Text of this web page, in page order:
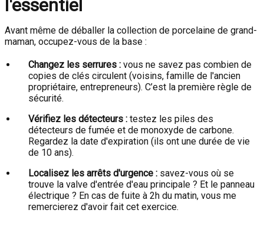
l'essentiel
Avant même de déballer la collection de porcelaine de grand-
maman, occupez-vous de la base :
Changez les serrures : vous ne savez pas combien de
copies de clés circulent (voisins, famille de l'ancien
propriétaire, entrepreneurs). C’est la première règle de
sécurité.
Vérifiez les détecteurs : testez les piles des
détecteurs de fumée et de monoxyde de carbone.
Regardez la date d'expiration (ils ont une durée de vie
de 10 ans).
Localisez les arrêts d'urgence : savez-vous où se
trouve la valve d'entrée d'eau principale ? Et le panneau
électrique ? En cas de fuite à 2h du matin, vous me
remercierez d'avoir fait cet exercice.